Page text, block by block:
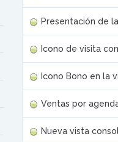
Presentación de
Icono de visita
Icono Bono en la
Ventas por
Nueva vista